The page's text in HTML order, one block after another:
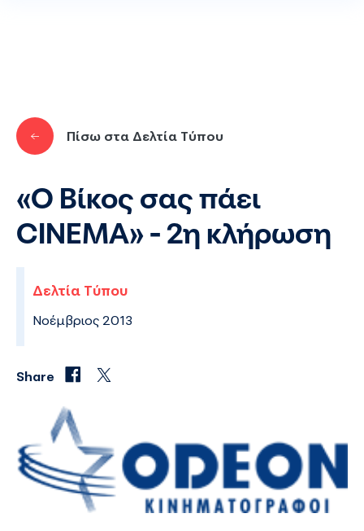
Πίσω στα Δελτία Τύπου
«Ο Βίκος σας πάει
CINEMA» - 2η κλήρωση
Δελτία Τύπου
Νοέμβριος 2013
Share